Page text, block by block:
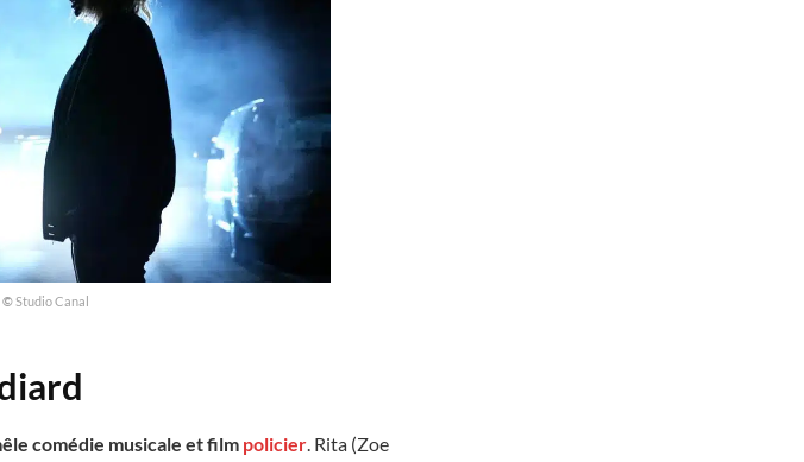
©Studio Canal
comédie musicale et film policier. Rita (Zoe